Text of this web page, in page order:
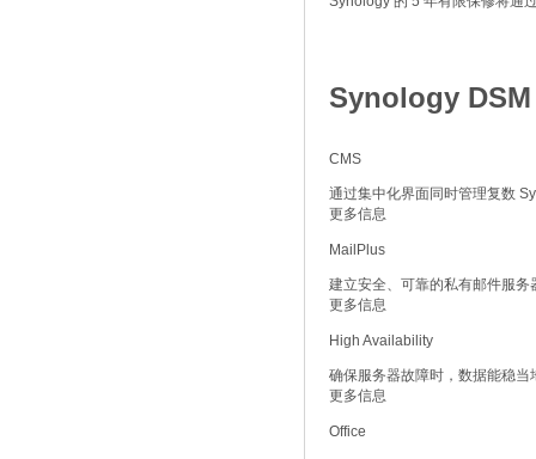
Synology DSM
CMS
通过集中化界面同时管理复数
更多信息
MailPlus
建立安全、可靠的私有邮件服
更多信息
High Availability
确保服务器故障时，数据能稳
更多信息
Office